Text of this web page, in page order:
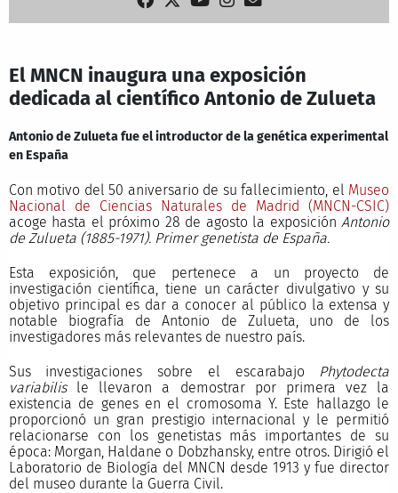
El MNCN inaugura una exposición
dedicada al científico Antonio de Zulueta
Antonio de Zulueta fue el introductor de la genética experimental
en España
Con motivo del 50 aniversario de su fallecimiento, el Museo
Nacional de Ciencias Naturales de Madrid (MNCN-CSIC)
acoge hasta el próximo 28 de agosto la exposición Antonio
de Zulueta (1885-1971). Primer genetista de España.
Esta exposición, que pertenece a un proyecto de
investigación científica, tiene un carácter divulgativo y su
objetivo principal es dar a conocer al público la extensa y
notable biografía de Antonio de Zulueta, uno de los
investigadores más relevantes de nuestro país.
Sus investigaciones sobre el escarabajo Phytodecta
variabilisle llevaron a demostrar por primera vez la
existencia de genes en el cromosoma Y. Este hallazgo le
proporcionó un gran prestigio internacional y le permitió
relacionarse con los genetistas más importantes de su
época: Morgan, Haldane o Dobzhansky, entre otros. Dirigió el
Laboratorio de Biología del MNCN desde 1913 y fue director
del museo durante la Guerra Civil.